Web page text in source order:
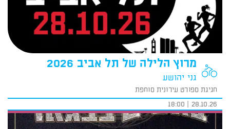
מרוץ הלילה של תל אביב 2026
גני יהושע
חגיגת ספורט עירונית סוחפת
28.10.26 | 18:00